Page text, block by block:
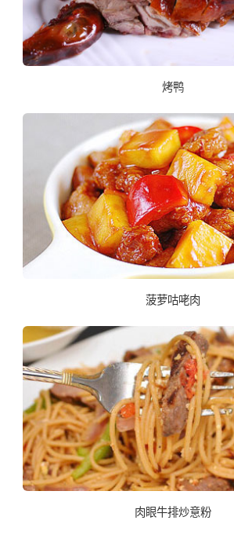
烤鸭
菠萝咕咾肉
肉眼牛排炒意粉